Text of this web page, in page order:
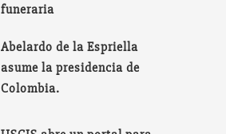
funeraria
Abelardo de la Espriella
asume la presidencia de
Colombia.